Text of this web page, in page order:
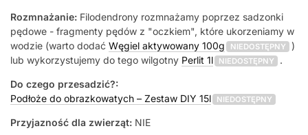
Rozmnażanie: Filodendrony rozmnażamy poprzez sadzonki
pędowe - fragmenty pędów z "oczkiem", które ukorzeniamy w
wodzie (warto dodać Węgiel aktywowany 100g NIEDOSTĘPNY
)
lub wykorzystujemy do tego wilgotny Perlit 1l NIEDOSTĘPNY .
Do czego przesadzić?:
Podłoże do obrazkowatych – Zestaw DIY 15l
NIEDOSTĘPNY
Przyjazność dla zwierząt: NIE